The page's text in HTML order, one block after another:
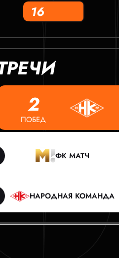
16
2
ПОБЕД
ФК МАТЧ
НАРОДНАЯ КОМАНДА